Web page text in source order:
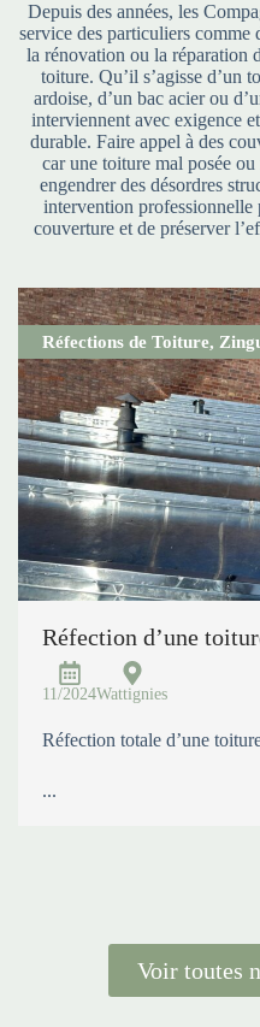
Depuis des années, les
service des particuliers comme
la rénovation ou la réparation
toiture. Qu’il s’agisse d’un
ardoise, d’un bac acier ou
interviennent avec exigence
durable. Faire appel à des
car une toiture mal posée
engendrer des désordres
intervention professionnelle
couverture et de préserver
Réfections de Toiture,
Réfection d’une
11/2024Wattignies
Réfection totale d’une
...
Voir toutes